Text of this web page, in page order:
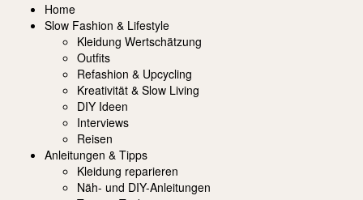
Home
Slow Fashion & Lifestyle
Kleidung Wertschätzung
Outfits
Refashion & Upcycling
Kreativität & Slow Living
DIY Ideen
Interviews
Reisen
Anleitungen & Tipps
Kleidung reparieren
Näh- und DIY-Anleitungen